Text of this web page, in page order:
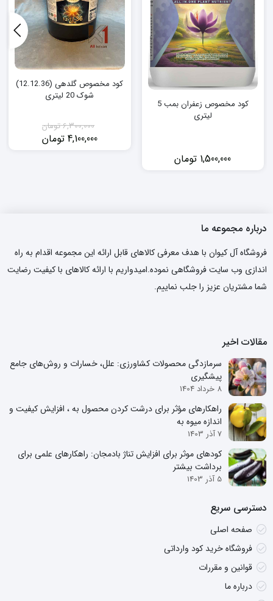
کود مخصوص زعفران بمب 5
لیتری
1,500,000 تومان
کود مخصوص گلدهی (12.12.36)
شوک 20 لیتری
6,300,000تومان
قیمت
4,100,000 تومان
قیمت
درباره مجموعه ما
فروشگاه آل کیوان با هدف معرفی کالاهای قابل ارائه این مجموعه اقدام به راه
اندازی وب سایت فروشگاهی نموده.امیدواریم با ارائه کالاهای با کیفیت رضایت
شما مشتریان عزیز را جلب نماییم.
مقالات اخیر
سرمازدگی محصولات کشاورزی: علل، خسارات و روش‌های جامع
پیشگیری
8 خرداد 1404
راهکارهای مؤثر برای درشت کردن محصول به ، افزایش کیفیت و
اندازه میوه به
7 آذر 1403
کودهای موثر برای افزایش تناژ بادمجان: راهکارهای علمی برای
برداشت بیشتر
5 آذر 1403
دسترسی سریع
صفحه اصلی
فروشگاه خرید کود وارداتی
قوانین و مقررات
درباره ما